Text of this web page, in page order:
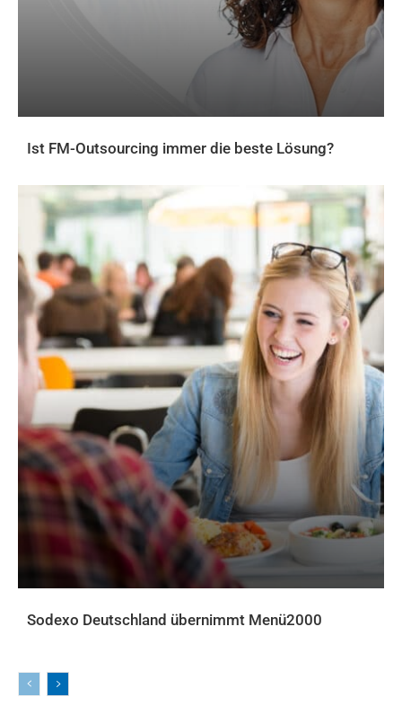
Ist FM-Outsourcing immer die beste Lösung?
Sodexo Deutschland übernimmt Menü2000